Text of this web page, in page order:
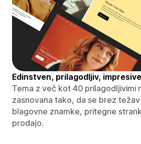
Edinstven, prilagodljiv,
Tema z več kot 40 prilagodljivimi
zasnovana tako, da se brez
blagovne znamke, pritegne
prodajo.